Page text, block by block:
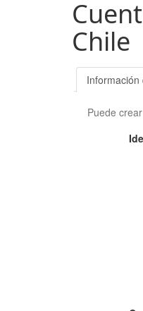
Chile
Información
Puede